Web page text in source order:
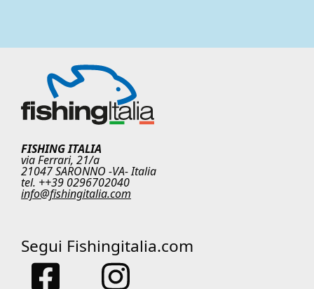
FISHING ITALIA
via Ferrari, 21/a
21047 SARONNO -VA- Italia
tel. ++39 0296702040
info@fishingitalia.com
Segui Fishingitalia.com